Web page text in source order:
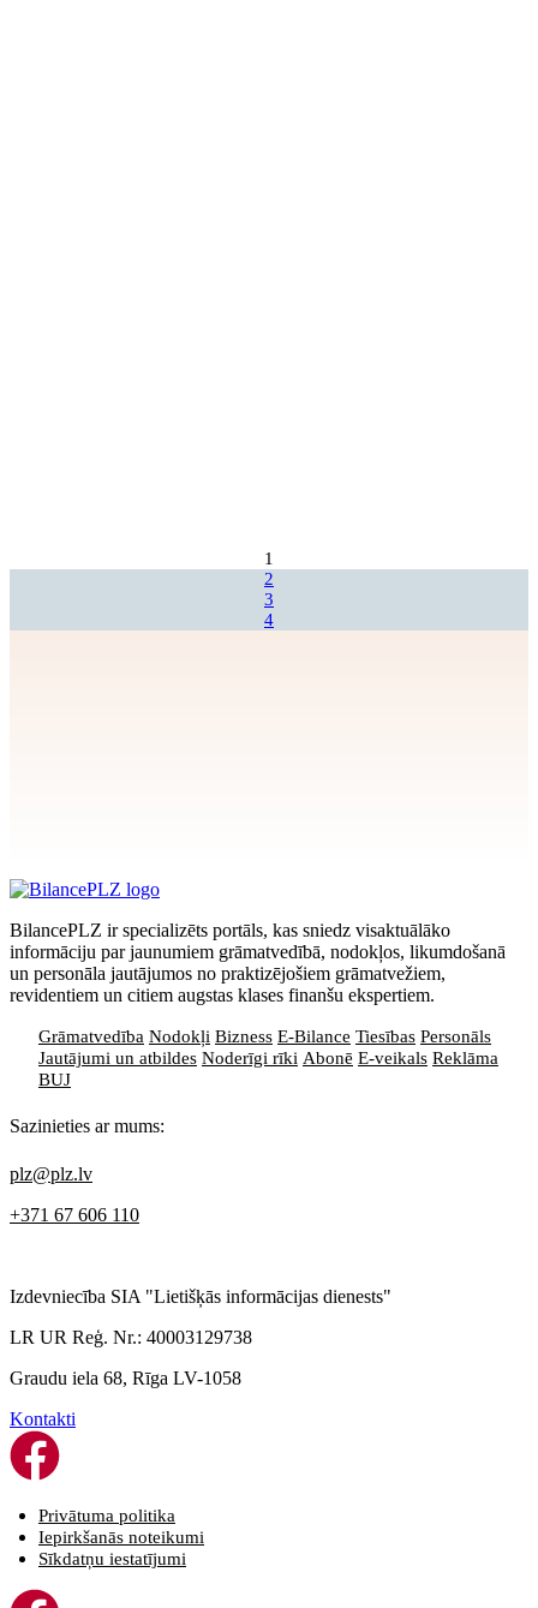
1
2
3
4
BilancePLZ ir specializēts portāls, kas sniedz visaktuālāko
informāciju par jaunumiem grāmatvedībā, nodokļos, likumdošanā
un personāla jautājumos no praktizējošiem grāmatvežiem,
revidentiem un citiem augstas klases finanšu ekspertiem.
Grāmatvedība Nodokļi Bizness E-Bilance Tiesības Personāls
Jautājumi un atbildes Noderīgi rīki Abonē E-veikals Reklāma
BUJ
Sazinieties ar mums:
plz@plz.lv
+371 67 606 110
Izdevniecība SIA "Lietišķās informācijas dienests"
LR UR Reģ. Nr.: 40003129738
Graudu iela 68, Rīga LV-1058
Kontakti
Privātuma politika
Iepirkšanās noteikumi
Sīkdatņu iestatījumi